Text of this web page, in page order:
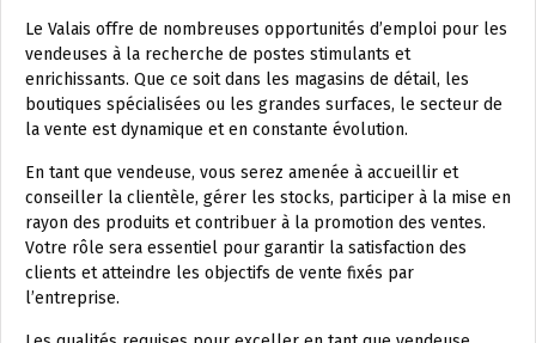
Le Valais offre de nombreuses opportunités d’emploi pour les
vendeuses à la recherche de postes stimulants et
enrichissants. Que ce soit dans les magasins de détail, les
boutiques spécialisées ou les grandes surfaces, le secteur de
la vente est dynamique et en constante évolution.
En tant que vendeuse, vous serez amenée à accueillir et
conseiller la clientèle, gérer les stocks, participer à la mise en
rayon des produits et contribuer à la promotion des ventes.
Votre rôle sera essentiel pour garantir la satisfaction des
clients et atteindre les objectifs de vente fixés par
l’entreprise.